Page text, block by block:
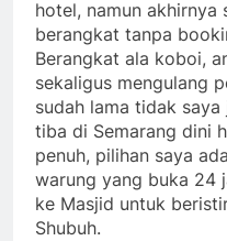
hotel, namun akhirnya
berangkat tanpa
Berangkat ala koboi,
sekaligus mengulang
sudah lama tidak saya
tiba di Semarang dini
penuh, pilihan saya
warung yang buka 24
ke Masjid untuk
Shubuh.